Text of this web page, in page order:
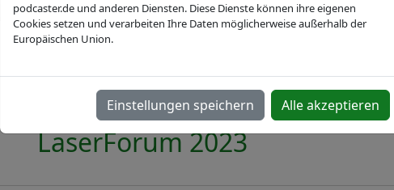
LaserForum 2023
podcaster.de und anderen Diensten. Diese Dienste können ihre eigenen
Cookies setzen und verarbeiten Ihre Daten möglicherweise außerhalb der
Europäischen Union.
Einstellungen speichern Alle akzeptieren